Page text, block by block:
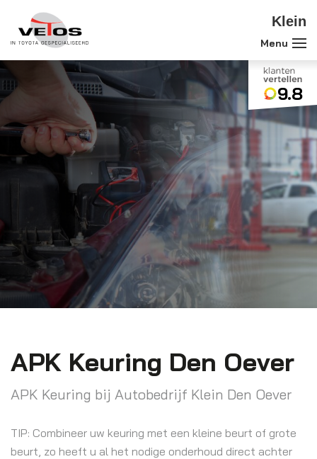
Klein
9.8
APK Keuring Den Oever
APK Keuring bij Autobedrijf Klein Den Oever
TIP: Combineer uw keuring met een kleine beurt of grote
beurt, zo heeft u al het nodige onderhoud direct achter